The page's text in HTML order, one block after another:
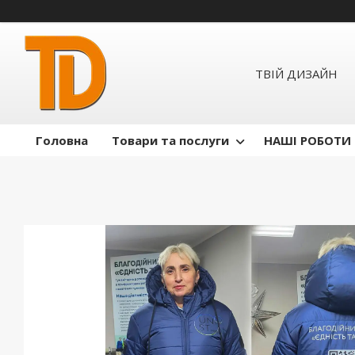
ТВІЙ ДИЗАЙН
Головна Товари та послуги НАШІ РОБОТИ